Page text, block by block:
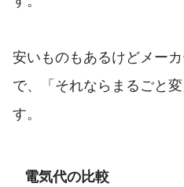
安いものもあるけどメー
で、「それならまるごと
す。
電気代の比較